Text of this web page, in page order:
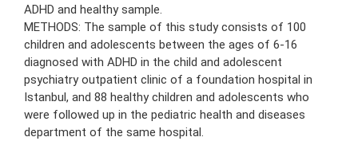
ADHD and healthy sample.
METHODS: The sample of this study consists of 100
children and adolescents between the ages of 6-16
diagnosed with ADHD in the child and adolescent
psychiatry outpatient clinic of a foundation hospital in
Istanbul, and 88 healthy children and adolescents who
were followed up in the pediatric health and diseases
department of the same hospital.